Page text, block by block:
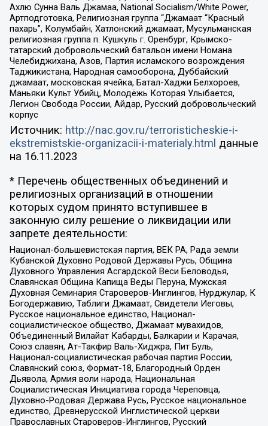
Ахлю Сунна Валь Джамаа, National Socialism/White Power,
Артподготовка, Религиозная группа “Джамаат “Красный
пахарь”, Колумбайн, Хатлонский джамаат, Мусульманская
религиозная группа п. Кушкуль г. Оренбург, Крымско-
татарский добровольческий батальон имени Номана
Челебиджихана, Азов, Партия исламского возрождения
Таджикистана, Народная самооборона, Дуббайский
джамаат, московская ячейка, Батал-Хаджи Белхороев,
Маньяки Культ Убийц, Молодёжь Которая Улыбается,
Легион Свобода России, Айдар, Русский добровольческий
корпус
Источник: http://nac.gov.ru/terroristicheskie-i-
ekstremistskie-organizacii-i-materialy.html данные
на 16.11.2023
* Перечень общественных объединений и
религиозных организаций в отношении
которых судом принято вступившее в
законную силу решение о ликвидации или
запрете деятельности:
Национал-большевистская партия, ВЕК РА, Рада земли
Кубанской Духовно Родовой Державы Русь, Община
Духовного Управления Асгардской Веси Беловодья,
Славянская Община Капища Веды Перуна, Мужская
Духовная Семинария Староверов-Инглингов, Нурджулар, К
Богодержавию, Таблиги Джамаат, Свидетели Иеговы,
Русское национальное единство, Национал-
социалистическое общество, Джамаат мувахидов,
Объединенный Вилайат Кабарды, Балкарии и Карачая,
Союз славян, Ат-Такфир Валь-Хиджра, Пит Буль,
Национал-социалистическая рабочая партия России,
Славянский союз, Формат-18, Благородный Орден
Дьявола, Армия воли народа, Национальная
Социалистическая Инициатива города Череповца,
Духовно-Родовая Держава Русь, Русское национальное
единство, Древнерусской Инглистической церкви
Православных Староверов-Инглингов, Русский